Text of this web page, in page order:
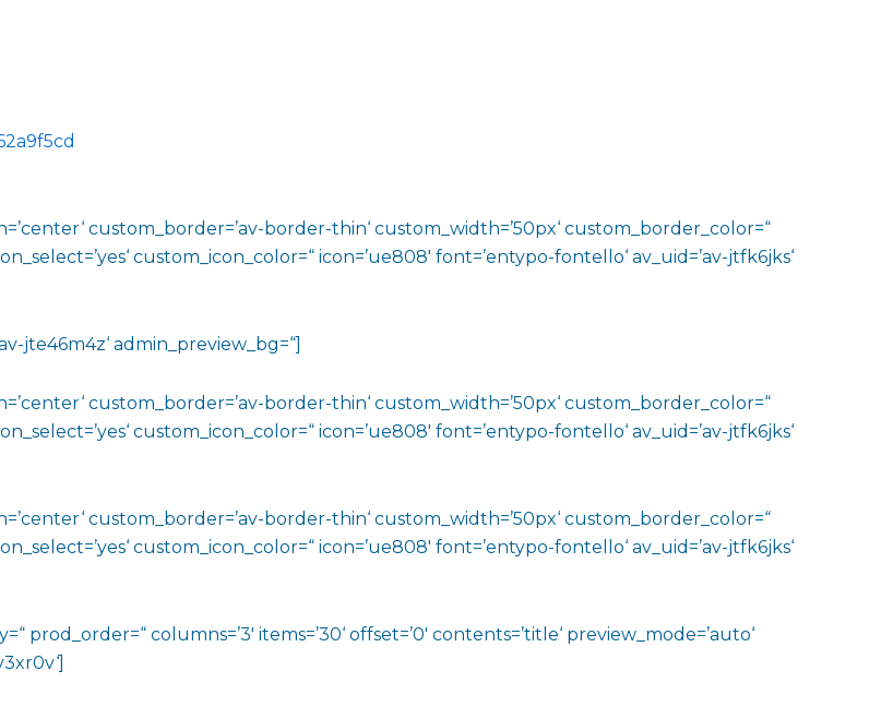
custom_border=’av-border-thin‘ custom_width=’50px‘ custom_border_color=“
custom_icon_color=“ icon=’ue808′ font=’entypo-fontello‘ av_uid=’av-jtfk6jks‘
jte46m4z‘ admin_preview_bg=“]
custom_border=’av-border-thin‘ custom_width=’50px‘ custom_border_color=“
custom_icon_color=“ icon=’ue808′ font=’entypo-fontello‘ av_uid=’av-jtfk6jks‘
custom_border=’av-border-thin‘ custom_width=’50px‘ custom_border_color=“
custom_icon_color=“ icon=’ue808′ font=’entypo-fontello‘ av_uid=’av-jtfk6jks‘
prod_order=“ columns=’3′ items=’30‘ offset=’0′ contents=’title‘ preview_mode=’auto‘